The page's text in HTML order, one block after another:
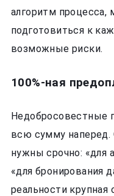
алгоритм процесса,
подготовиться к
возможные риски.
100%-ная
Недобросовестные
всю сумму наперед.
нужны срочно: «для
«для бронирования
реальности крупная